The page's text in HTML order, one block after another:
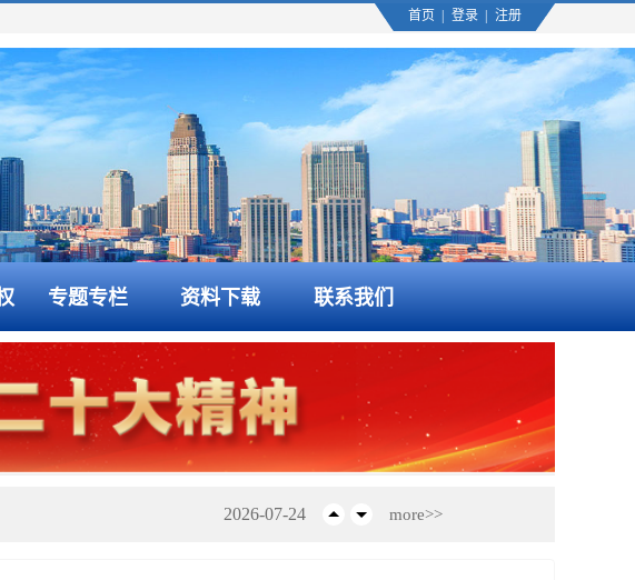
首页 登录 注册
专题专栏 资料下载 联系我们
2026-07-29
2026-07-24 more>>